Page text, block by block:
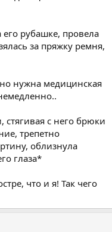
рубашке, провела
за пряжку ремня,
нужна медицинская
с него брюки
трепетно
облизнула
глаза*
что и я! Так чего